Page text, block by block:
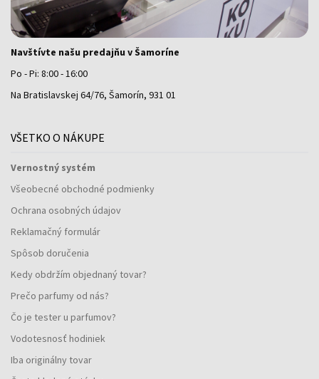
Navštívte našu predajňu v Šamoríne
Po - Pi: 8:00 - 16:00
Na Bratislavskej 64/76, Šamorín, 931 01
VŠETKO O NÁKUPE
Vernostný systém
Všeobecné obchodné podmienky
Ochrana osobných údajov
Reklamačný formulár
Spôsob doručenia
Kedy obdržím objednaný tovar?
Prečo parfumy od nás?
Čo je tester u parfumov?
Vodotesnosť hodiniek
Iba originálny tovar